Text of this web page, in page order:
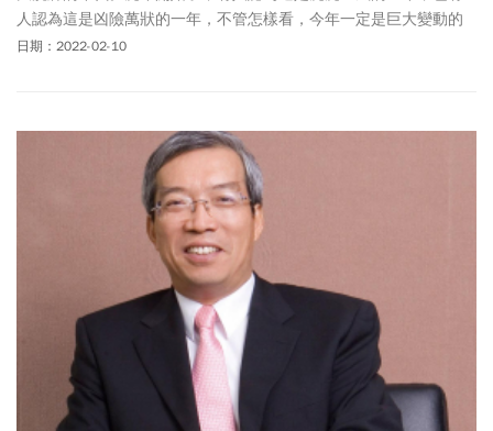
人認為這是凶險萬狀的一年，不管怎樣看，今年一定是巨大變動的
一年，這可以從全球富豪身價起落及科技巨擘市值波動看出端倪。
日期：2022-02-10